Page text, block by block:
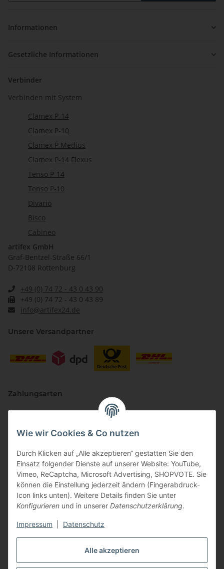
Alle akzeptieren
Wie wir Cookies & Co nutzen
Durch Klicken auf „Alle akzeptieren“ gestatten Sie den
Einsatz folgender Dienste auf unserer Website: YouTube,
Vimeo, ReCaptcha, Microsoft Advertising, SHOPVOTE. Sie
können die Einstellung jederzeit ändern (Fingerabdruck-
Icon links unten). Weitere Details finden Sie unter
Konfigurieren und in unserer Datenschutzerklärung.
Impressum Datenschutz
Informationen
Gesetzliche Informationen
Verbinder
Verbinden mit System
Clamex P-14
Clamex P-10
Clamex P Medius
Clamex P-14 Flexus
Tenso P-14
Tenso P-10
Divario
Bisco
Cabineo
artifex GmbH
Graf-Bentzel-Straße 66/1
D-72108 Rottenburg
+49 (0) 74 72 - 43 0 43 90
+49 (0) 74 72 - 43 0 43 89
info@artifex24.de
Unsere Versandpartner
Zahlungsarten
Vertriebspartner